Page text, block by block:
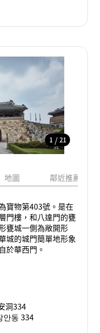
1 / 21
地圖 鄰近推薦景點
寶物第403號。是在
門樓，和八達門的甕
甕城一側為敞開形
城的城門簡單地形象
於華西門。
洞334
안동 334